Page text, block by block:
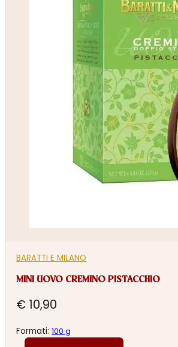
BARATTI E MILANO
MINI UOVO CREMINO PISTACCHIO
€ 10,90
Formati:100 g